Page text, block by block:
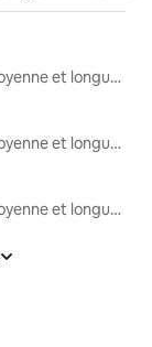
Locations moyenne et longue durée
Locations moyenne et longue durée
Locations moyenne et longue durée